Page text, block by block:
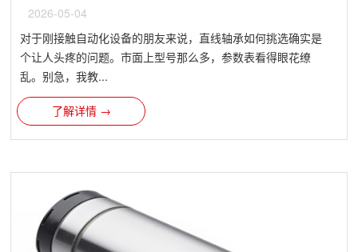
2026-05-04
对于刚接触自动化设备的朋友来说，直线轴承如何挑选确实是
个让人头疼的问题。市面上型号那么多，参数表看得眼花缭
乱。别急，我教...
了解详情 →